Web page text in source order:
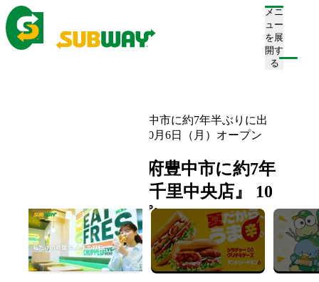
メニ
ュー
を展
開す
る
サブウェイが大阪府豊中市に約7年半ぶりに出
店！ 『千里中央店』 10月6日（月）オープン
サブウェイが大阪府豊中市に約7年
半ぶりに出店！ 『千里中央店』 10
月6日（月）オープン
2025.09.30
新店舗情報